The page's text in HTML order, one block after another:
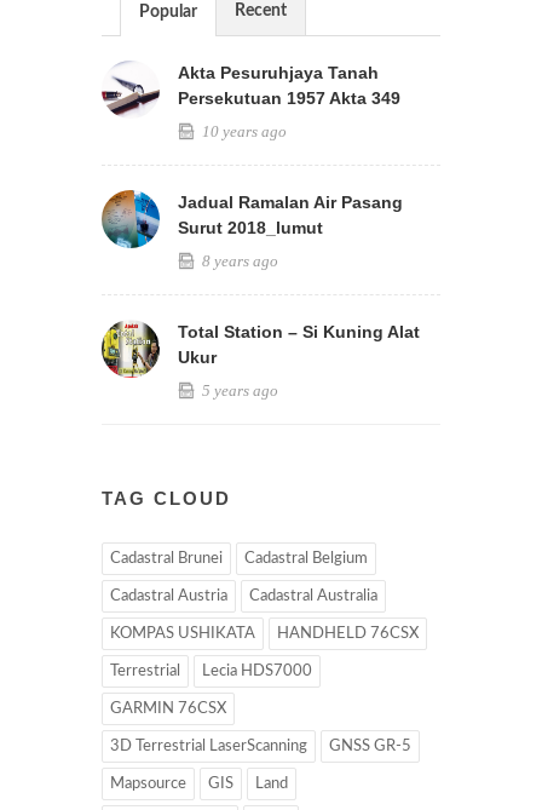
Popular Recent
Akta Pesuruhjaya Tanah
Persekutuan 1957 Akta 349
10 years ago
Jadual Ramalan Air Pasang
Surut 2018_lumut
8 years ago
Total Station – Si Kuning Alat
Ukur
5 years ago
TAG CLOUD
Cadastral Brunei Cadastral Belgium
Cadastral Austria Cadastral Australia
KOMPAS USHIKATA HANDHELD 76CSX
Terrestrial Lecia HDS7000
GARMIN 76CSX
3D Terrestrial LaserScanning GNSS GR-5
Mapsource GIS Land